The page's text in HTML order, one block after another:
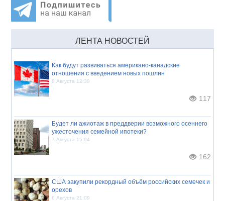
ЛЕНТА НОВОСТЕЙ
Как будут развиваться американо-канадские
отношения с введением новых пошлин
8 Августа 12:39
117
Будет ли ажиотаж в преддверии возможного осеннего
ужесточения семейной ипотеки?
7 Августа 15:04
162
США закупили рекордный объём российских семечек и
орехов
6 Августа 21:09